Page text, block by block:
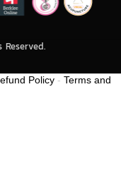
Policy- Terms and